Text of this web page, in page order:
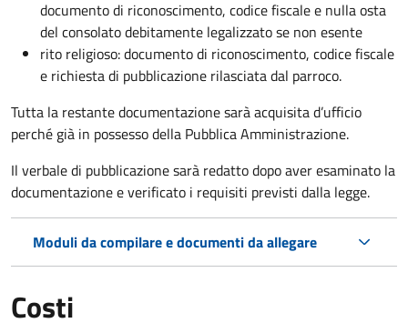
documento di riconoscimento, codice fiscale e nulla osta
del consolato debitamente legalizzato se non esente
rito religioso: documento di riconoscimento, codice fiscale
e richiesta di pubblicazione rilasciata dal parroco.
Tutta la restante documentazione sarà acquisita d’ufficio
perché già in possesso della Pubblica Amministrazione.
Il verbale di pubblicazione sarà redatto dopo aver esaminato la
documentazione e verificato i requisiti previsti dalla legge.
Moduli da compilare e documenti da allegare
Costi